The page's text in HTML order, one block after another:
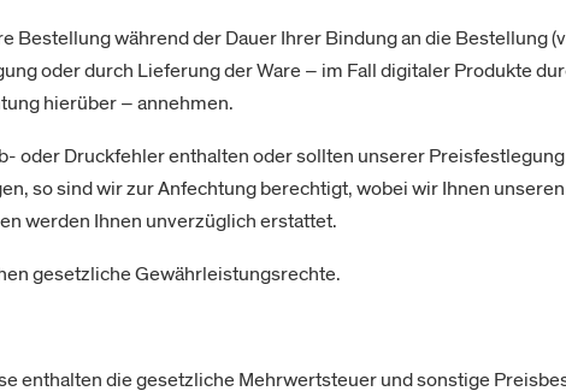
Bestellung während der Dauer Ihrer Bindung an die Bestellung
oder durch Lieferung der Ware – im Fall digitaler Produkte
hierüber – annehmen.
oder Druckfehler enthalten oder sollten unserer
so sind wir zur Anfechtung berechtigt, wobei wir Ihnen
werden Ihnen unverzüglich erstattet.
gesetzliche Gewährleistungsrechte.
enthalten die gesetzliche Mehrwertsteuer und sonstige